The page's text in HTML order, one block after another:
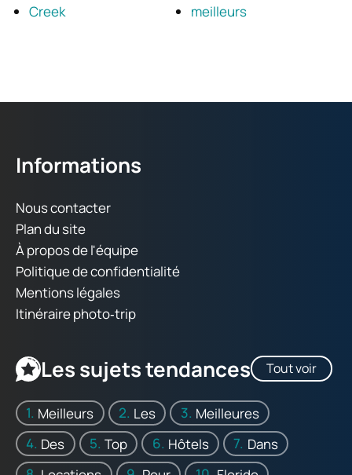
Creek
meilleurs
Informations
Nous contacter
Plan du site
À propos de l'équipe
Politique de confidentialité
Mentions légales
Itinéraire photo‑trip
Les sujets tendances Tout voir
Meilleurs Les
Meilleures
Des
Top Hôtels
Dans